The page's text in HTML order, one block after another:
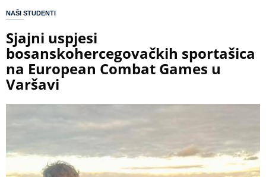
NAŠI STUDENTI
Sjajni uspjesi
bosanskohercegovačkih sportašica
na European Combat Games u
Varšavi